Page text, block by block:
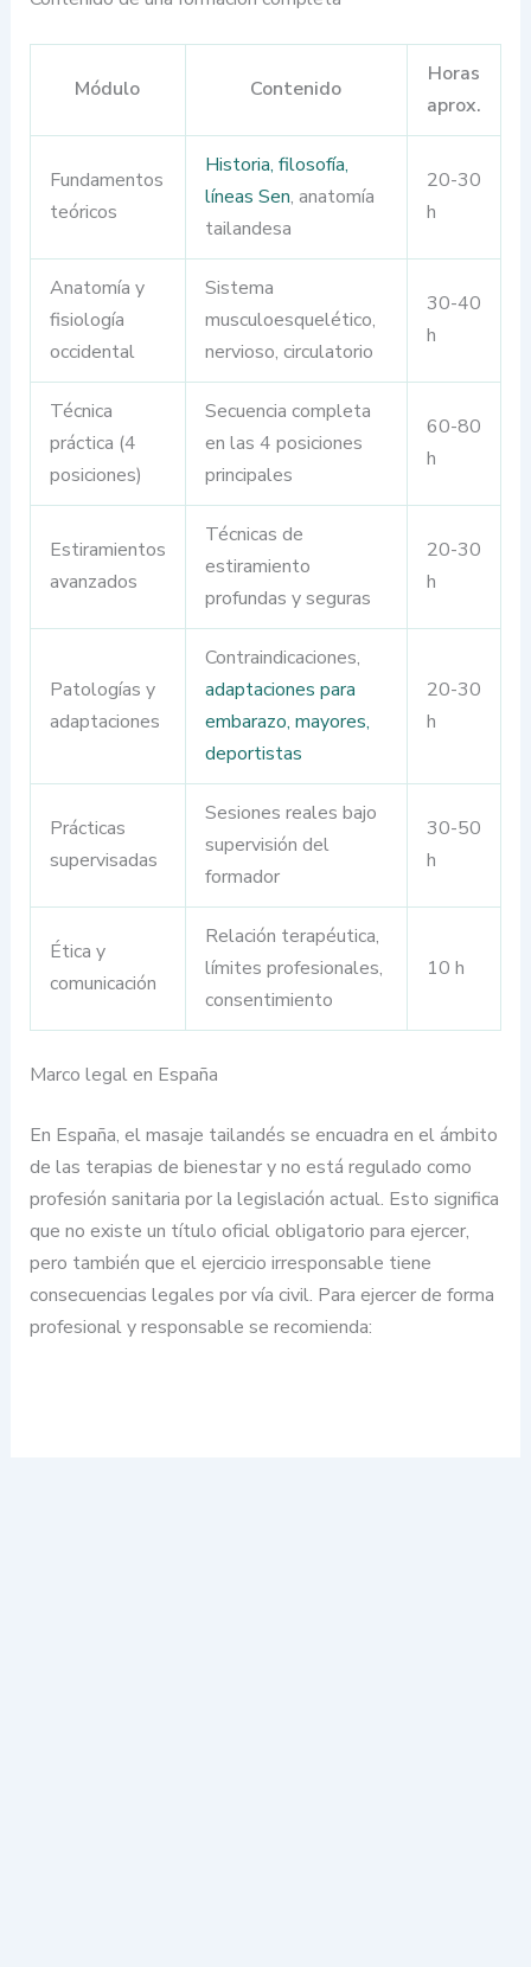
Módulo Contenido
Horas
aprox.
Fundamentos
teóricos
Historia, filosofía,
líneas Sen, anatomía
tailandesa
20-30
h
Anatomía y
fisiología
occidental
Sistema
musculoesquelético,
nervioso, circulatorio
30-40
h
Técnica
práctica (4
posiciones)
Secuencia completa
en las 4 posiciones
principales
60-80
h
Estiramientos
avanzados
Técnicas de
estiramiento
profundas y seguras
20-30
h
Patologías y
adaptaciones
Contraindicaciones,
adaptaciones para
embarazo, mayores,
deportistas
20-30
h
Prácticas
supervisadas
Sesiones reales bajo
supervisión del
formador
30-50
h
Ética y
comunicación
Relación terapéutica,
límites profesionales,
consentimiento
10 h
Marco legal en España
En España, el masaje tailandés se encuadra en el ámbito
de las terapias de bienestar y no está regulado como
profesión sanitaria por la legislación actual. Esto significa
que no existe un título oficial obligatorio para ejercer,
pero también que el ejercicio irresponsable tiene
consecuencias legales por vía civil. Para ejercer de forma
profesional y responsable se recomienda: